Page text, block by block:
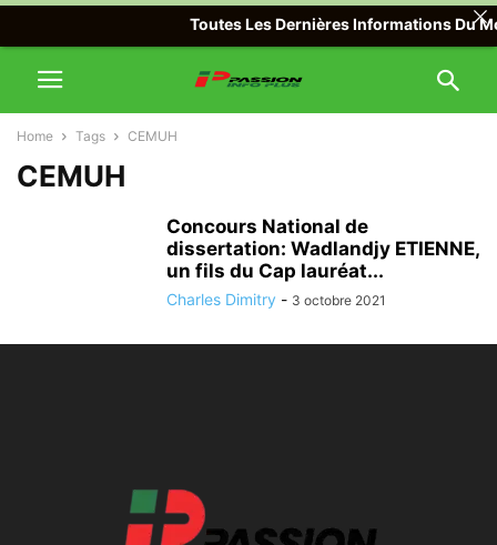
Home Tags CEMUH
CEMUH
Concours National de
dissertation: Wadlandjy ETIENNE,
un fils du Cap lauréat...
Charles Dimitry - 3 octobre 2021
Toutes Les Dernières Informations Du